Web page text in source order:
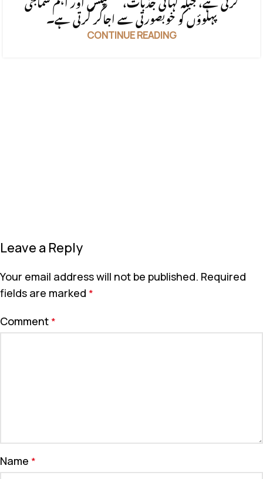
کرتی ہے، جبکہ کہانی جذبات، سسپنس اور اہم سماجی
پہلوؤں کو خوبصورتی سے اجاگر کرتی ہے۔
CONTINUE READING
Leave a Reply
Your email address will not be published. Required
fields are marked *
Comment *
Name *